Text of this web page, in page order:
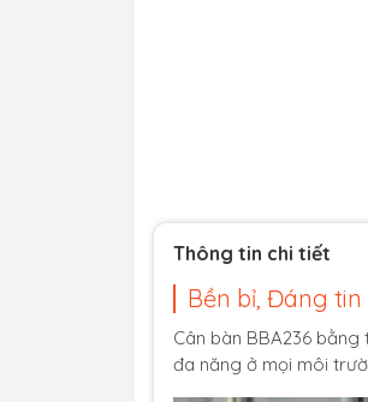
Thông tin chi tiết
Bền bỉ, Đáng
Cân bàn BBA236
đa năng ở mọi môi